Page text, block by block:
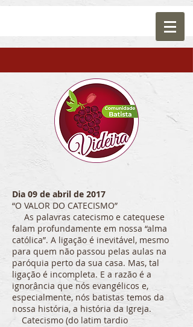
Dia 09 de abril de 2017
“O VALOR DO CATECISMO”
As palavras catecismo e catequese
falam profundamente em nossa “alma
católica”. A ligação é inevitável, mesmo
para quem não passou pelas aulas na
paróquia perto da sua casa. Mas, tal
ligação é incompleta. E a razão é a
ignorância que nós evangélicos e,
especialmente, nós batistas temos da
nossa história, a história da Igreja.
Catecismo (do latim tardio